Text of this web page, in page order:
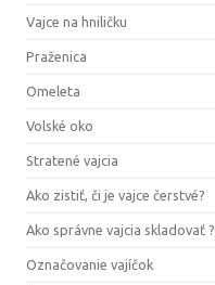
Vajce na hniličku
Praženica
Omeleta
Volské oko
Stratené vajcia
Ako zistiť, či je vajce čerstvé?
Ako správne vajcia skladovať ?
Označovanie vajíčok